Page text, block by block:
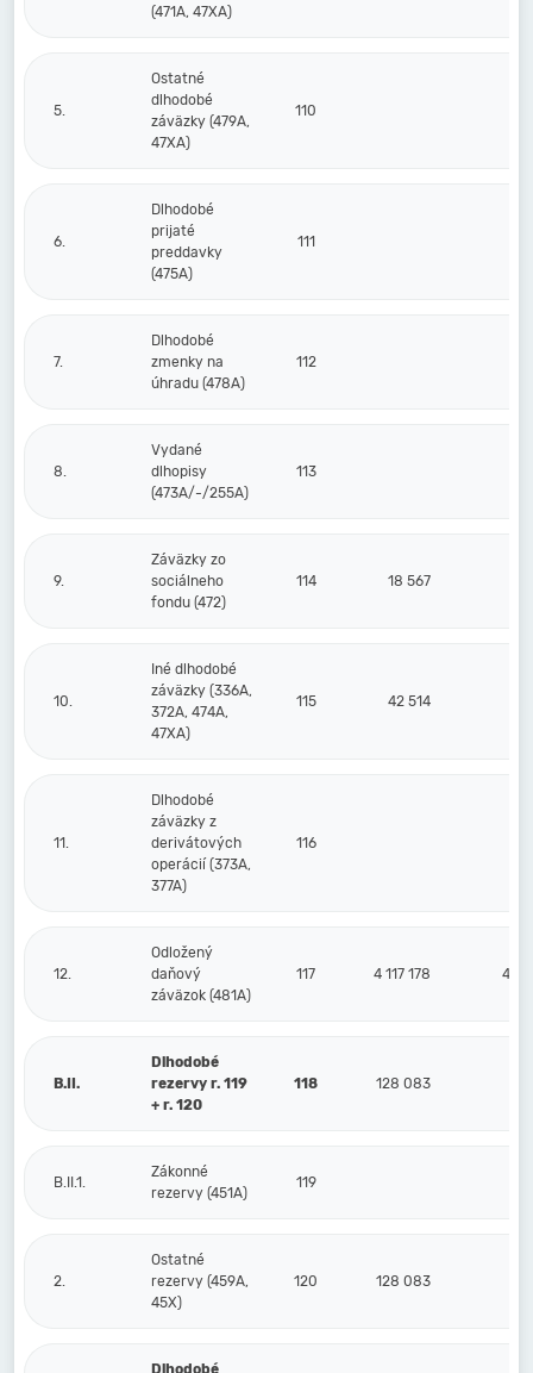
(471A, 47XA)
5.
Ostatné
dlhodobé
záväzky (479A,
47XA)
110
6.
Dlhodobé
prijaté
preddavky
(475A)
111
7.
Dlhodobé
zmenky na
úhradu (478A)
112
8.
Vydané
dlhopisy
(473A/-/255A)
113
9.
Záväzky zo
sociálneho
fondu (472)
114 18 567
10.
Iné dlhodobé
záväzky (336A,
372A, 474A,
47XA)
115 42 514
11.
Dlhodobé
záväzky z
derivátových
operácií (373A,
377A)
116
12.
Odložený
daňový
záväzok (481A)
117 4 117 178 4
B.II.
Dlhodobé
rezervy r. 119
+ r. 120
118 128 083
B.II.1.
Zákonné
rezervy (451A)
119
2.
Ostatné
rezervy (459A,
45X)
120 128 083
Dlhodobé